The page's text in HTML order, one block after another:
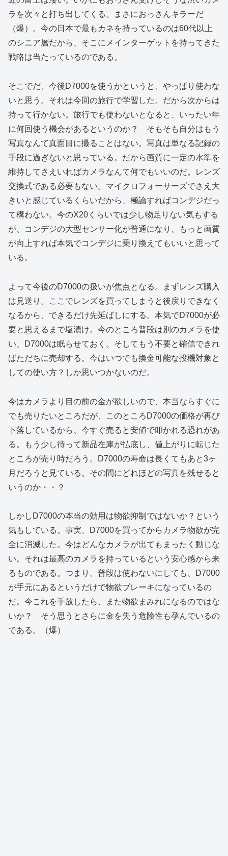
ラを次々と打ち出してくる。まさにおっさんキラーだ
（爆）。今の日本で最もカネを持っているのは60代以上
のシニア層だから、そこにメインターゲットを持ってきた
戦略は当たっているのである。
そこでだ、今後D7000を使うかというと、やっぱり使わな
いと思う。それは今回の旅行で学習した。だから次からは
持って行かない。旅行でも使わないとなると、いったい年
に何回使う機会があるというのか？ そもそも自分はもう
写真なんて真面目に撮ることはない。写真は単なる記録の
手段に過ぎないと思っている。だから画質に一定の水準を
維持してさえいればカメラなんて何でもいいのだ。レンズ
交換式である必要もない。マイクロフォーサーズでさえ大
きいと感じているくらいだから、極論すればコンデジだっ
て構わない。今のX20くらいでは少し物足りない気もする
が、コンデジの大型センサー化が普通になり、もっと画質
が向上すれば本気でコンデジに乗り換えてもいいと思って
いる。
よって今後のD7000の扱いが焦点となる。まずレンズ購入
は見送り。ここでレンズを買ってしまうと後戻りできなく
なるから、できるだけ先延ばしにする。本気でD7000が必
要と思えるまで塩漬け。今のところ普段は別のカメラを使
い、D7000は眠らせておく。そしてもう不要と確信できれ
ばただちに売却する。今はいつでも換金可能な投機対象と
しての使い方？しか思いつかないのだ。
今はカメラより目の前の金が欲しいので、本当ならすぐに
でも売りたいところだが、このところD7000の価格が再び
下落しているから、今すぐ売ると安値で叩かれる恐れがあ
る。もう少し待って新品在庫が払底し、値上がりに転じた
ところが売り時だろう。D7000の寿命は長くてもあと3ヶ
月だろうと見ている。その間にどれほどの写真を残せると
いうのか・・？
しかしD7000の本当の効用は物欲抑制ではないか？という
気もしている。事実、D7000を買ってからカメラ物欲が完
全に消滅した。今はどんなカメラが出てもまったく動じな
い。それは最高のカメラを持っているという安心感から来
るものである。つまり、普段は使わないにしても、D7000
が手元にあるというだけで物欲ブレーキになっているの
だ。今これを手放したら、また物欲まみれになるのではな
いか？ そう思うとさらに金を失う危険性も孕んでいるの
である。（爆）